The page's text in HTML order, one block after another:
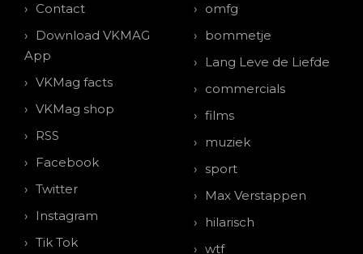
Contact
Download VKMAG
App
VKMag facts
VKMag shop
RSS
Facebook
Twitter
Instagram
Tik Tok
omfg
bommetje
Lang Leve de Liefde
commercials
films
muziek
sport
Max Verstappen
hilarisch
wtf